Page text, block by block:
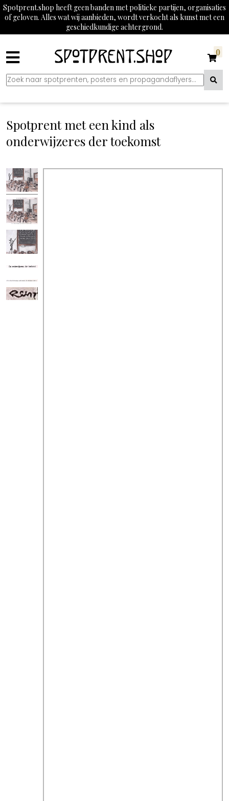
Spotprent.shop heeft geen banden met politieke partijen, organisaties
of geloven. Alles wat wij aanbieden, wordt verkocht als kunst met een
geschiedkundige achtergrond.
0
Spotprent met een kind als
onderwijzeres der toekomst